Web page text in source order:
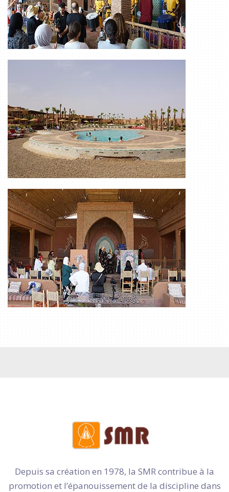
Depuis sa création en 1978, la SMR contribue à la
promotion et l’épanouissement de la discipline dans